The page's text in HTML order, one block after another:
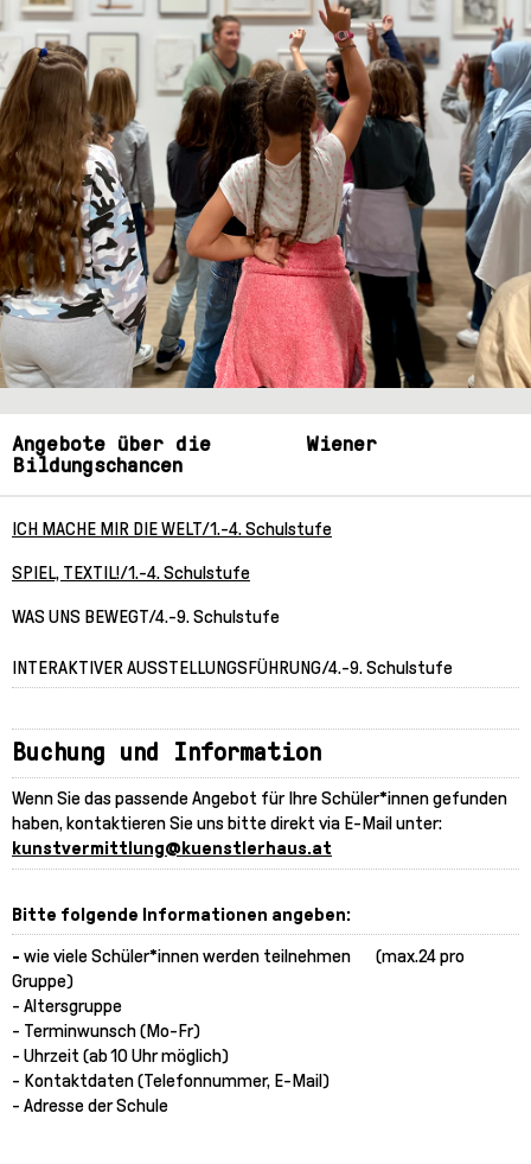
Angebote über die Wiener
Bildungschancen
ICH MACHE MIR DIE WELT/1.-4. Schulstufe
SPIEL, TEXTIL!/1.-4. Schulstufe
WAS UNS BEWEGT/4.-9. Schulstufe
INTERAKTIVER AUSSTELLUNGSFÜHRUNG/4.-9. Schulstufe
Buchung und Information
Wenn Sie das passende Angebot für Ihre Schüler*innen gefunden
haben, kontaktieren Sie uns bitte direkt via E-Mail unter:
kunstvermittlung@kuenstlerhaus.at
Bitte folgende Informationen angeben:
- wie viele Schüler*innen werden teilnehmen (max.24 pro
Gruppe)
- Altersgruppe
- Terminwunsch (Mo-Fr)
- Uhrzeit (ab 10 Uhr möglich)
- Kontaktdaten (Telefonnummer, E-Mail)
- Adresse der Schule